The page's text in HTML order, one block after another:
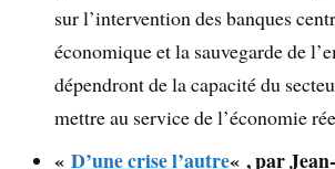
sur l’intervention des banques
économique et la sauvegarde de
dépendront de la capacité du
mettre au service de l’économie
«D’une crise l’autre« , par